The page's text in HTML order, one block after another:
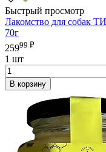
Быстрый просмотр
Лакомство для собак
70г
25999 ₽
1 шт
В корзину